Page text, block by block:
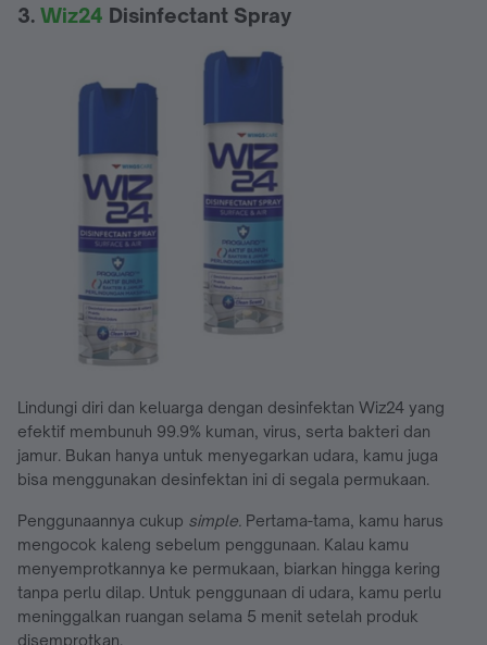
3. Wiz24 Disinfectant Spray
Lindungi diri dan keluarga dengan desinfektan Wiz24 yang
efektif membunuh 99.9% kuman, virus, serta bakteri dan
jamur. Bukan hanya untuk menyegarkan udara, kamu juga
bisa menggunakan desinfektan ini di segala permukaan.
Penggunaannya cukup simple. Pertama-tama, kamu harus
mengocok kaleng sebelum penggunaan. Kalau kamu
menyemprotkannya ke permukaan, biarkan hingga kering
tanpa perlu dilap. Untuk penggunaan di udara, kamu perlu
meninggalkan ruangan selama 5 menit setelah produk
disemprotkan.